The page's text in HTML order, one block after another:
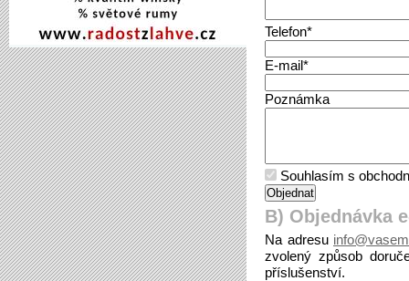
Telefon*
E-mail*
Poznámka
Souhlasím s
B) Objednávka
Na adresu
zvolený způsob
příslušenství.